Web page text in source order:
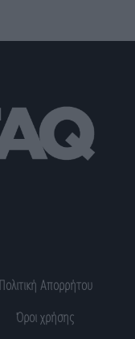
Πολιτική Απορρήτου
Όροι χρήσης